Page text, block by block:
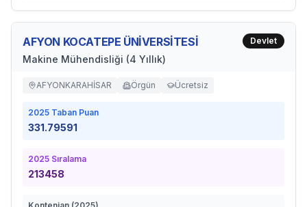
AFYON KOCATEPE ÜNİVERSİTESİ
Makine Mühendisliği (4 Yıllık)
Devlet
AFYONKARAHİSAR Örgün Ücretsiz
2025 Taban Puan
331.79591
2025 Sıralama
213458